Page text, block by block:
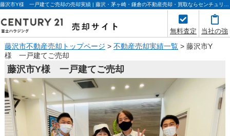
無料査定
当社の強
藤沢市不動産売却トップページ > 不動産売却実績一覧> 藤沢市Y
様 一戸建てご売却
藤沢市Y様 一戸建てご売却